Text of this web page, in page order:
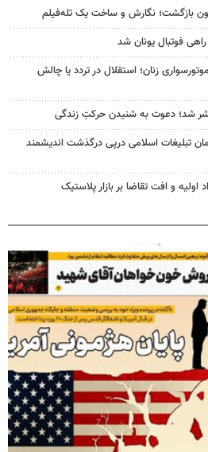
بازگشت؛ نگارش و ساخت یک تله‌فیلم
فوتبال یونان شد
زنان؛ استقلال در تردد یا چالش
شد؛ دعوت به شنیدن حرکتِ زندگی
تبلیغات اسلامی درپی درگذشت اندیشمند
و افت تقاضا بر بازار پلاستیک